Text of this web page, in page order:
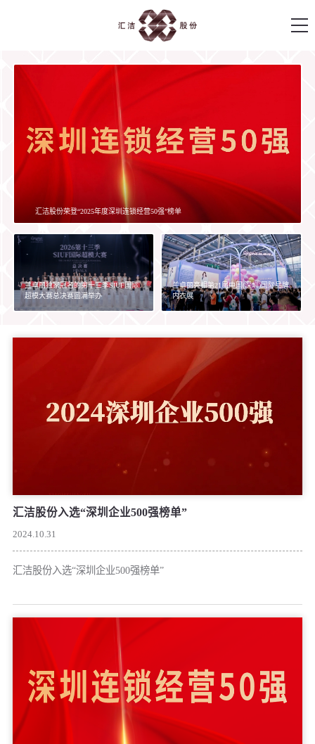
关于汇洁 汇洁新闻
曼妮芬 伊维斯
兰卓丽 桑扶兰
MW1 乔百仕
秘密武器
汇洁文化
文化活动 领导学院
内衣研究院
爱心基金会
汇洁股份荣登“2025年度深圳连锁经营50强”榜单
兰卓丽独家冠名的第十三季SIUF国际
超模大赛总决赛圆满举办
兰卓丽亮相第21届中国(深圳)国际品牌
内衣展
汇洁股份入选“深圳企业500强榜单”
2024.10.31
汇洁股份入选“深圳企业500强榜单”